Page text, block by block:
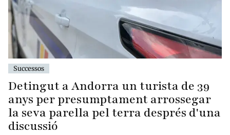
Successos
Detingut a Andorra un turista de 39
anys per presumptament arrossegar
la seva parella pel terra després d'una
discussió